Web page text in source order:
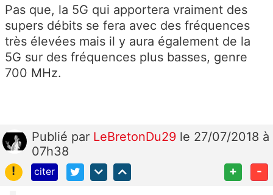
Pas que, la 5G qui apportera vraiment des
supers débits se fera avec des fréquences
très élevées mais il y aura également de la
5G sur des fréquences plus basses, genre
700 MHz.
Publié par LeBretonDu29 le 27/07/2018 à
07h38
!
citer + -